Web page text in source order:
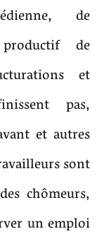
de
de
et
pas,
et autres
sont
chômeurs,
un emploi